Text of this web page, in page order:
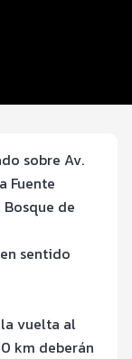
sobre Av.
Fuente
de
sentido
vuelta al
km deberán